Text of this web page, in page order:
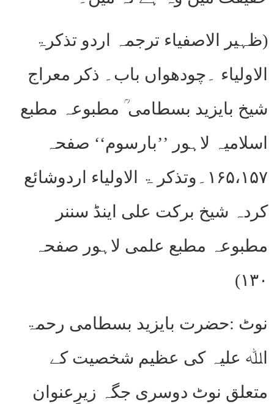
(ظہیر الاصفیاء ترجمہ اردو تذکرۃ
الاولیاء ۔چودھواں باب۔ ذکر معراج
شیخ بایزید بسطامی ؒ مطبوعہ مطبع
اسلامیہ لاہور ’’بارسوم‘‘ صفحہ
۱۶۵،۱۵۷۔وتذکر ۃ الاولیاء اردوشائع
کردہ شیخ برکت علی اینڈ سننر
مطبوعہ مطبع علمی لاہور صفحہ
۱۳۰)
نوٹ :حضرت بایزید بسطامی رحمۃ
اﷲ علیہ کی عظیم شخصیت کے
متعلق نوٹ دوسری جگہ زیرِعنوان